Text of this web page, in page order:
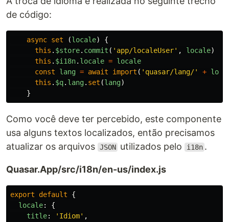
de código:
async set (locale)
{
this . $store. commit ( ' app/localeUser' , locale)
this . $i18n. locale = locale
const
lang = await import ( ' quasar/lang/' +
this . $q. lang. set (lang)
}
Como você deve ter percebido, este componente
usa alguns textos localizados, então precisamos
atualizar os arquivos JSON utilizados pelo i18n .
Quasar.App/src/i18n/en-us/index.js
export default
{
locale:
{
title: ' Idiom' ,